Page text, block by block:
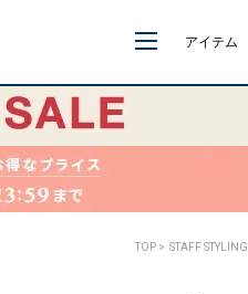
アイテム
TOP > STAFF STYLING